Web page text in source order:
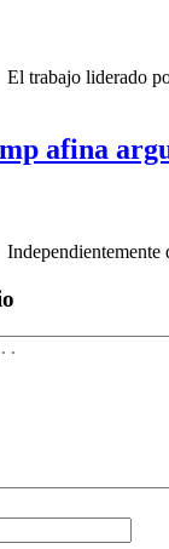
liderado
afina